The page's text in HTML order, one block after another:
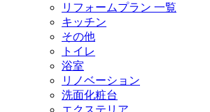
リフォームプラン 一覧
キッチン
その他
トイレ
浴室
リノベーション
洗面化粧台
エクステリア